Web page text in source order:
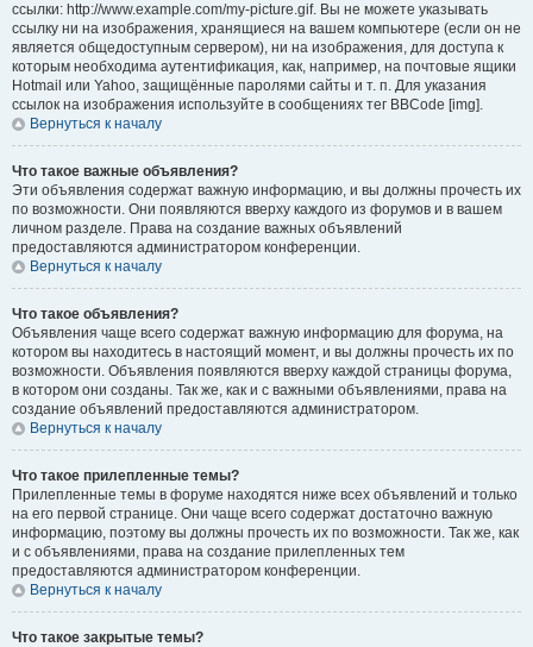
ссылки: http://www.example.com/my-picture.gif. Вы не можете указывать
ссылку ни на изображения, хранящиеся на вашем компьютере (если он не
является общедоступным сервером), ни на изображения, для доступа к
которым необходима аутентификация, как, например, на почтовые ящики
Hotmail или Yahoo, защищённые паролями сайты и т. п. Для указания
ссылок на изображения используйте в сообщениях тег BBCode [img].
Вернуться к началу
Что такое важные объявления?
Эти объявления содержат важную информацию, и вы должны прочесть их
по возможности. Они появляются вверху каждого из форумов и в вашем
личном разделе. Права на создание важных объявлений
предоставляются администратором конференции.
Вернуться к началу
Что такое объявления?
Объявления чаще всего содержат важную информацию для форума, на
котором вы находитесь в настоящий момент, и вы должны прочесть их по
возможности. Объявления появляются вверху каждой страницы форума,
в котором они созданы. Так же, как и с важными объявлениями, права на
создание объявлений предоставляются администратором.
Вернуться к началу
Что такое прилепленные темы?
Прилепленные темы в форуме находятся ниже всех объявлений и только
на его первой странице. Они чаще всего содержат достаточно важную
информацию, поэтому вы должны прочесть их по возможности. Так же, как
и с объявлениями, права на создание прилепленных тем
предоставляются администратором конференции.
Вернуться к началу
Что такое закрытые темы?